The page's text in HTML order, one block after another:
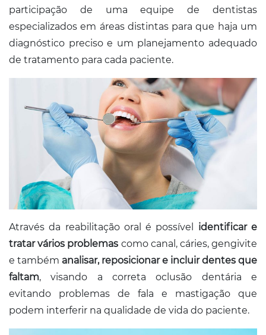
participação de uma equipe de dentistas
especializados em áreas distintas para que haja um
diagnóstico preciso e um planejamento adequado
de tratamento para cada paciente.
Através da reabilitação oral é possível identificar e
tratar vários problemas como canal, cáries, gengivite
e também analisar, reposicionar e incluir dentes que
faltam, visando a correta oclusão dentária e
evitando problemas de fala e mastigação que
podem interferir na qualidade de vida do paciente.